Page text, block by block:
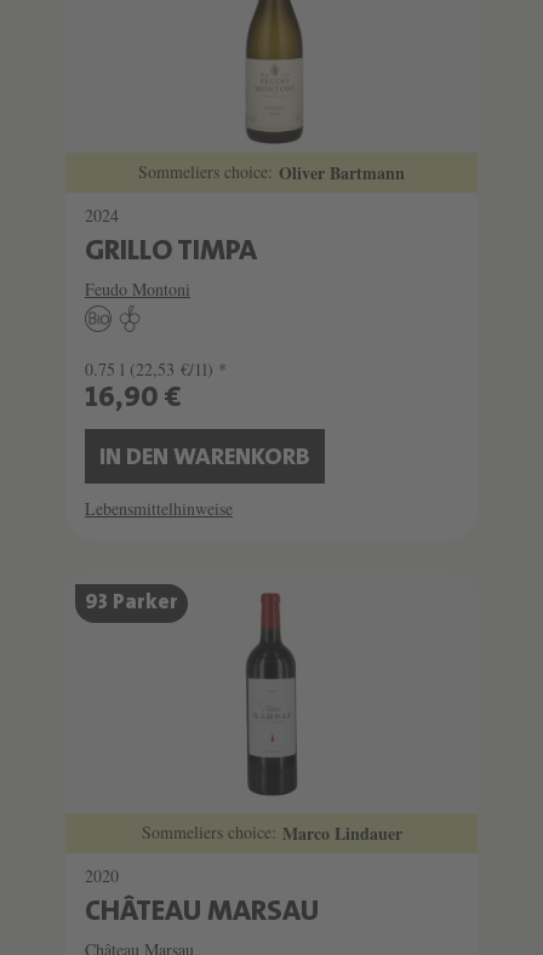
Sommeliers choice: Oliver Bartmann
2024
GRILLO TIMPA
Feudo Montoni
0.75 l (22,53 €/1l) *
16,90 €
IN DEN WARENKORB
Lebensmittelhinweise
Sommeliers choice: Marco Lindauer
93 Parker
2020
CHÂTEAU MARSAU
Château Marsau